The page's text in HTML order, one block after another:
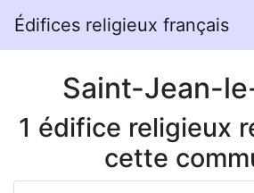
Édifices religieux français
Saint-Jean-
1 édifice religieux
cette